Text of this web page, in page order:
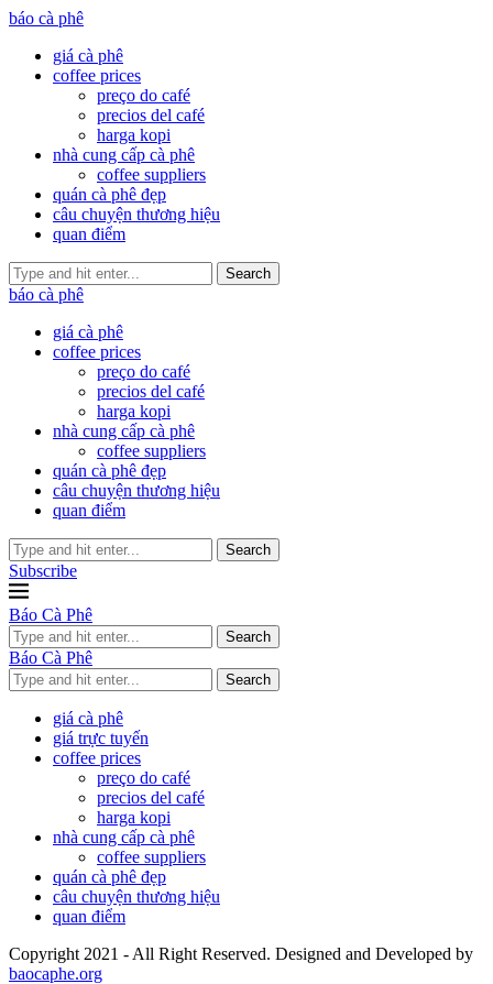
báo cà phê
giá cà phê
coffee prices
preço do café
precios del café
harga kopi
nhà cung cấp cà phê
coffee suppliers
quán cà phê đẹp
câu chuyện thương hiệu
quan điểm
Search
báo cà phê
giá cà phê
coffee prices
preço do café
precios del café
harga kopi
nhà cung cấp cà phê
coffee suppliers
quán cà phê đẹp
câu chuyện thương hiệu
quan điểm
Search
Subscribe
Báo Cà Phê
Search
Báo Cà Phê
Search
giá cà phê
giá trực tuyến
coffee prices
preço do café
precios del café
harga kopi
nhà cung cấp cà phê
coffee suppliers
quán cà phê đẹp
câu chuyện thương hiệu
quan điểm
Copyright 2021 - All Right Reserved. Designed and Developed by
baocaphe.org